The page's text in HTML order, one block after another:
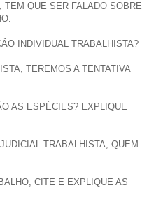
TEM QUE SER FALADO SOBRE
INDIVIDUAL TRABALHISTA?
TEREMOS A TENTATIVA
AS ESPÉCIES? EXPLIQUE
TRABALHISTA, QUEM
CITE E EXPLIQUE AS